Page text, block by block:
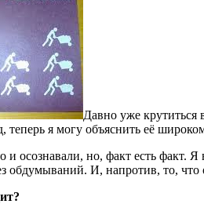
Давно уже крутиться
теперь я могу объяснить её
и осознавали, но, факт есть
обдумываний. И, напротив, то,